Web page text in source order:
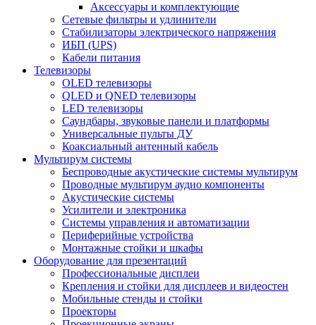
Аксессуары и комплектующие
Сетевые фильтры и удлинители
Стабилизаторы электрического напряжения
ИБП (UPS)
Кабели питания
Телевизоры
OLED телевизоры
QLED и QNED телевизоры
LED телевизоры
Саундбары, звуковые панели и платформы
Универсальные пульты ДУ
Коаксиальный антенный кабель
Мультирум системы
Беспроводные акустические системы мультирум
Проводные мультирум аудио компоненты
Акустические системы
Усилители и электроника
Системы управления и автоматизации
Периферийные устройства
Монтажные стойки и шкафы
Оборудование для презентаций
Профессиональные дисплеи
Крепления и стойки для дисплеев и видеостен
Мобильные стенды и стойки
Проекторы